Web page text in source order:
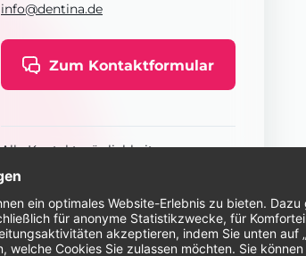
info@dentina.de
Zum Kontaktformular
Alle Kontaktmöglichkeiten